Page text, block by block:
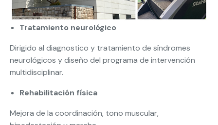
Tratamiento neurológico
Dirigido al diagnostico y tratamiento de síndromes
neurológicos y diseño del programa de intervención
multidisciplinar.
Rehabilitación física
Mejora de la coordinación, tono muscular,